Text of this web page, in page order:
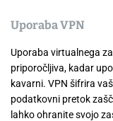
Uporaba VPN
Uporaba virtualnega
priporočljiva, kadar
kavarni. VPN šifrira
podatkovni pretok
lahko ohranite svojo